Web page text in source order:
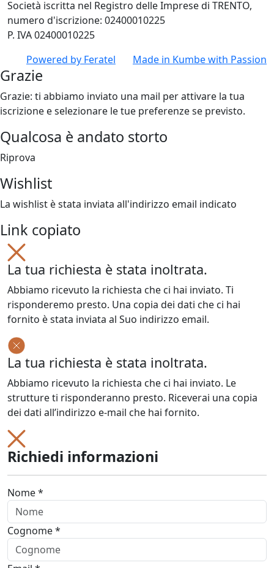
Società iscritta nel Registro delle Imprese di TRENTO,
numero d'iscrizione: 02400010225
P. IVA 02400010225
Powered by Feratel Made in Kumbewith Passion
Grazie
Grazie: ti abbiamo inviato una mail per attivare la tua
iscrizione e selezionare le tue preferenze se previsto.
Qualcosa è andato storto
Riprova
Wishlist
La wishlist è stata inviata all'indirizzo email indicato
Link copiato
La tua richiesta è stata inoltrata.
Abbiamo ricevuto la richiesta che ci hai inviato. Ti
risponderemo presto. Una copia dei dati che ci hai
fornito è stata inviata al Suo indirizzo email.
La tua richiesta è stata inoltrata.
Abbiamo ricevuto la richiesta che ci hai inviato. Le
strutture ti risponderanno presto. Riceverai una copia
dei dati all’indirizzo e-mail che hai fornito.
Richiedi informazioni
Nome *
Cognome *